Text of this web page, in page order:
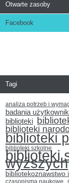
Otwarte zasoby
Facebook
Tagi
analiza potrzeb i
badania
biblioteki
biblioteki
biblioteki
biblioteki szkolne
biblioteki
wyższych
bibliotekoznawstwo
czasopisma naukowe